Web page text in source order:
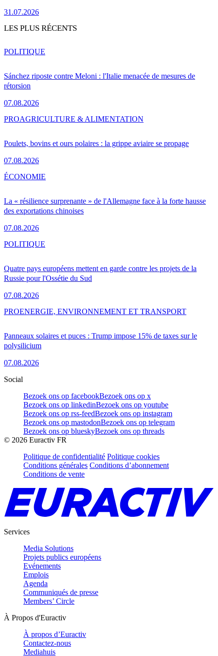
31.07.2026
LES PLUS RÉCENTS
Sánchez riposte contre Meloni : l'Italie menacée de mesures de
rétorsion
07.08.2026
POLITIQUE
Poulets, bovins et ours polaires : la grippe aviaire se propage
07.08.2026
PROAGRICULTURE & ALIMENTATION
La « résilience surprenante » de l'Allemagne face à la forte hausse
des exportations chinoises
07.08.2026
ÉCONOMIE
Quatre pays européens mettent en garde contre les projets de la
Russie pour l'Ossétie du Sud
07.08.2026
POLITIQUE
Panneaux solaires et puces : Trump impose 15% de taxes sur le
polysilicium
07.08.2026
PROENERGIE, ENVIRONNEMENT ET TRANSPORT
Social
Bezoek ons op facebookBezoek ons op x
Bezoek ons op linkedinBezoek ons op youtube
Bezoek ons op rss-feedBezoek ons op instagram
Bezoek ons op mastodonBezoek ons op telegram
Bezoek ons op blueskyBezoek ons op threads
© 2026 Euractiv FR
Politique de confidentialité Politique cookies
Conditions générales Conditions d’abonnement
Conditions de vente
Services
Media Solutions
Projets publics européens
Evénements
Emplois
Agenda
Communiqués de presse
Members’ Circle
À Propos d'Euractiv
À propos d’Euractiv
Contactez-nous
Mediahuis